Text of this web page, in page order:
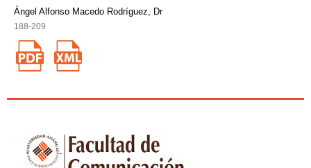
Ángel Alfonso Macedo Rodríguez, Dr
188-209